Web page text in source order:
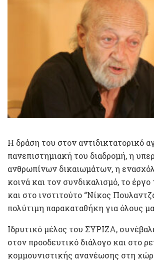
Η δράση του στον αντιδικτατορικό
πανεπιστημιακή του διαδρομή, η
ανθρωπίνων δικαιωμάτων, η
κοινά και τον συνδικαλισμό, το
και στο ινστιτούτο “Νίκος
πολύτιμη παρακαταθήκη για όλους
Ιδρυτικό μέλος του ΣΥΡΙΖΑ,
στον προοδευτικό διάλογο και στο
κομμουνιστικής ανανέωσης στη